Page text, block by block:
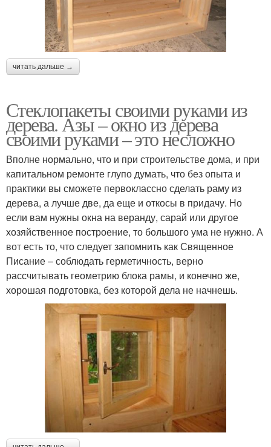
читать дальше →
Стеклопакеты своими руками из
дерева. Азы – окно из дерева
своими руками – это несложно
Вполне нормально, что и при строительстве дома, и при
капитальном ремонте глупо думать, что без опыта и
практики вы сможете первоклассно сделать раму из
дерева, а лучше две, да еще и откосы в придачу. Но
если вам нужны окна на веранду, сарай или другое
хозяйственное построение, то большого ума не нужно. А
вот есть то, что следует запомнить как Священное
Писание – соблюдать герметичность, верно
рассчитывать геометрию блока рамы, и конечно же,
хорошая подготовка, без которой дела не начнешь.